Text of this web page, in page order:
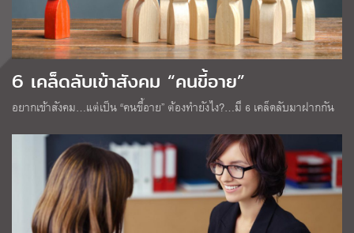
6 เคล็ดลับเข้าสังคม “คนขี้อาย”
อยากเข้าสังคม…แต่เป็น “คนขี้อาย” ต้องทำยังไง?…มี 6 เคล็ดลับมาฝากกัน